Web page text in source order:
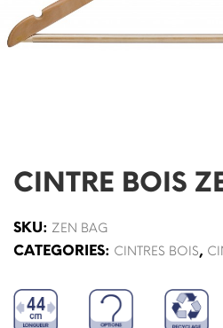
CINTRE BOIS
SKU: ZEN BAG
CATEGORIES: CINTRES BOIS,